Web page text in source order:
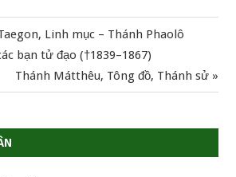
Linh mục – Thánh Phaolô
bạn tử đạo (†1839–1867)
Next
Post:
Thánh Mátthêu, Tông đồ, Thánh sử